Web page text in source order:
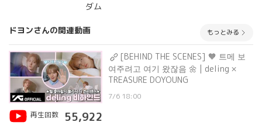
ダム
ドヨンさんの関連動画 もっとみる
[BEHIND THE SCENES] 🧡 트메 보
여주려고 여기 왔잖음 🌼 | deling ×
TREASURE DOYOUNG
7/6 18:00
再生回数
55,922